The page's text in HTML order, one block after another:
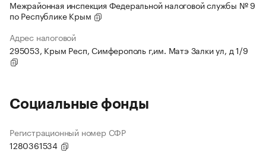
Межрайонная инспекция Федеральной налоговой службы № 9
по Республике Крым
Адрес налоговой
295053, Крым Респ, Симферополь г,им. Матэ Залки ул, д 1/9
Социальные фонды
Регистрационный номер СФР
1280361534